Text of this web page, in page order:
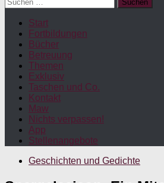
nach:
Start
Fortbildungen
Bücher
Betreuung
Themen
Exklusiv
Taschen und Co.
Kontakt
Maw
Nichts verpassen!
App
Stellenangebote
Geschichten und Gedichte